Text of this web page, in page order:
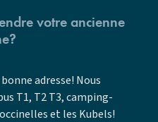
votre ancienne
adresse! Nous
T1, T2 T3, camping-
et les Kubels!